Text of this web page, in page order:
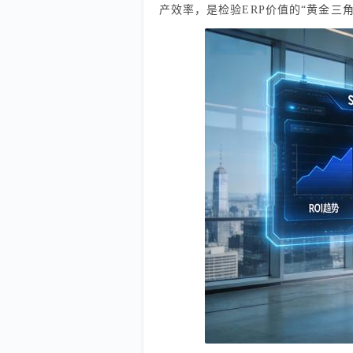
产效率，是检验ERP价值的“黄金三